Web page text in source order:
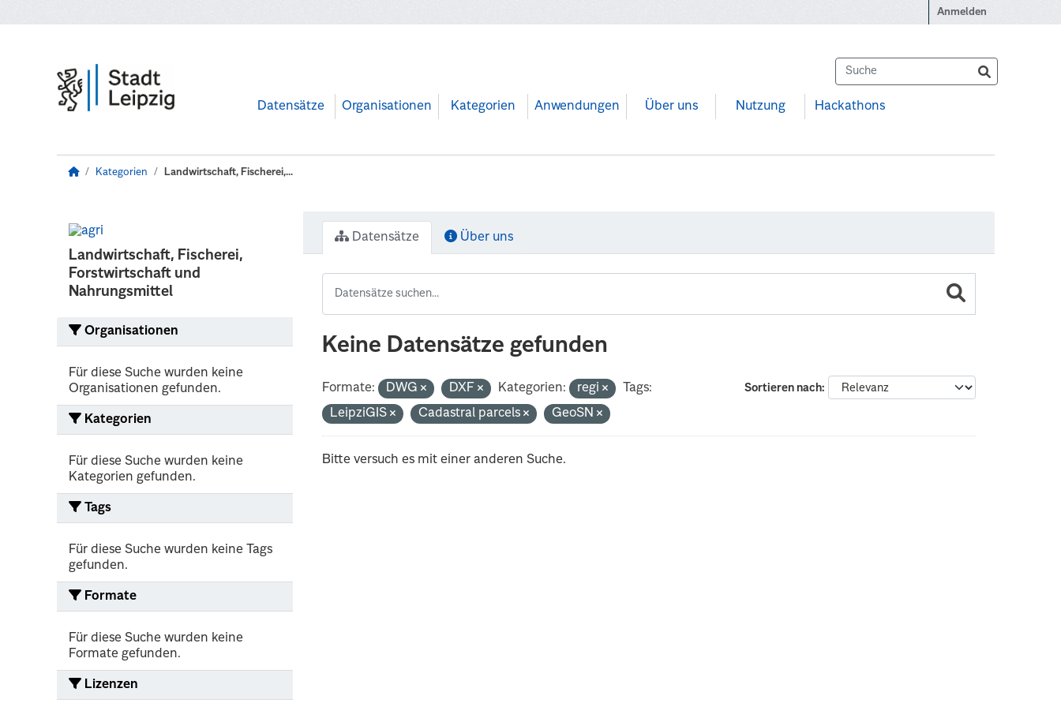
Anmelden
Datensätze Organisationen Kategorien Anwendungen Über uns Nutzung Hackathons
Kategorien Landwirtschaft, Fischerei,...
Landwirtschaft, Fischerei,
Forstwirtschaft und
Nahrungsmittel
Organisationen
Für diese Suche wurden keine
Organisationen gefunden.
Kategorien
Für diese Suche wurden keine
Kategorien gefunden.
Tags
Für diese Suche wurden keine Tags
gefunden.
Formate
Für diese Suche wurden keine
Formate gefunden.
Lizenzen
Datensätze Über uns
Keine Datensätze gefunden
Sortieren nach
Formate: DWG DXF Kategorien: regi
Tags:
LeipziGIS
Cadastral parcels GeoSN
Bitte versuch es mit einer anderen Suche.